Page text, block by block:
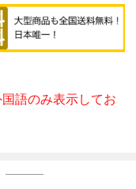
語のみ表示してお